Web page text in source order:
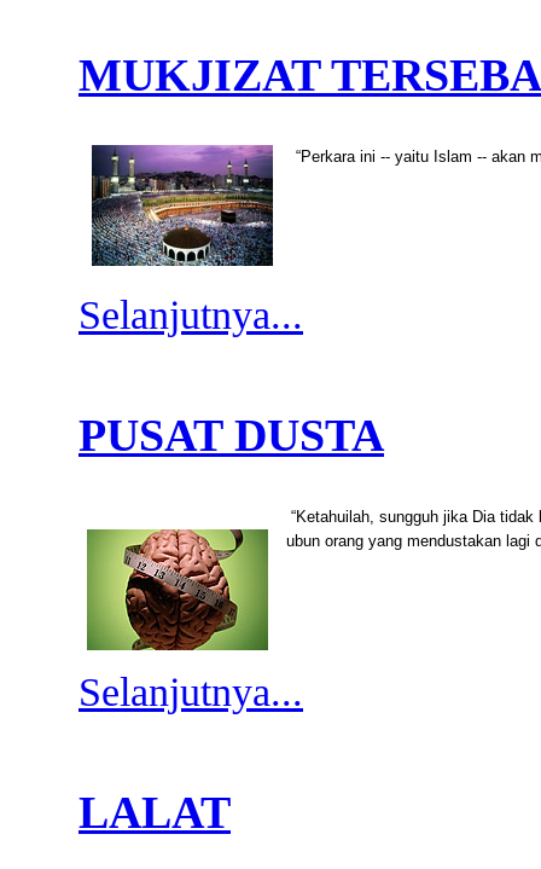
MUKJIZAT
“Perkara ini -- yaitu Islam -- akan
Selanjutnya...
PUSAT DUSTA
“Ketahuilah, sungguh jika Dia
ubun orang yang mendustakan lagi
Selanjutnya...
LALAT